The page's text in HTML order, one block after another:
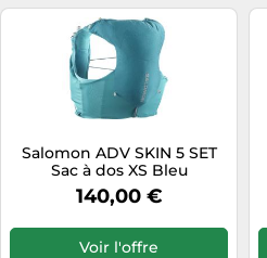
Salomon ADV SKIN 5 SET
Sac à dos XS Bleu
140,00 €
Voir l'offre